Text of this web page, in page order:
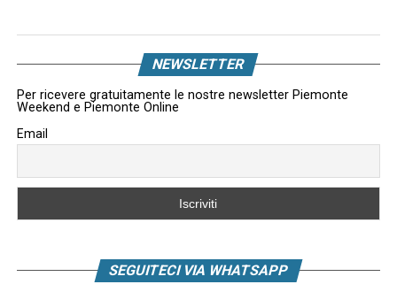
NEWSLETTER
Per ricevere gratuitamente le nostre newsletter Piemonte
Weekend e Piemonte Online
Email
SEGUITECI VIA WHATSAPP